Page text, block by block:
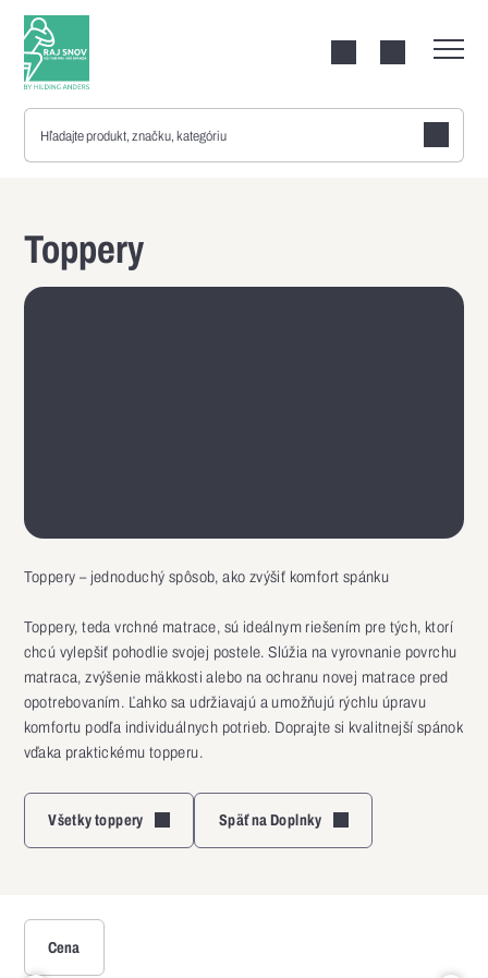
Toppery
Toppery – jednoduchý spôsob, ako zvýšiť komfort spánku
Toppery, teda vrchné matrace, sú ideálnym riešením pre tých, ktorí
chcú vylepšiť pohodlie svojej postele. Slúžia na vyrovnanie povrchu
matraca, zvýšenie mäkkosti alebo na ochranu novej matrace pred
opotrebovaním. Ľahko sa udržiavajú a umožňujú rýchlu úpravu
komfortu podľa individuálnych potrieb. Doprajte si kvalitnejší spánok
vďaka praktickému topperu.
Všetky toppery Späť na Doplnky
Cena